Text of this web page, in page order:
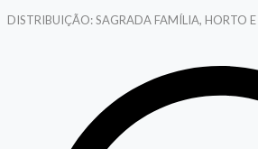
DISTRIBUIÇÃO: SAGRADA FAMÍLIA, HORTO